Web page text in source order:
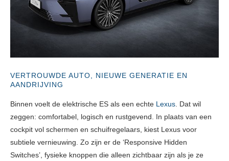
VERTROUWDE AUTO, NIEUWE GENERATIE EN
AANDRIJVING
Binnen voelt de elektrische ES als een echte Lexus . Dat wil
zeggen: comfortabel, logisch en rustgevend. In plaats van een
cockpit vol schermen en schuifregelaars, kiest Lexus voor
subtiele vernieuwing. Zo zijn er de ‘Responsive Hidden
Switches’, fysieke knoppen die alleen zichtbaar zijn als je ze